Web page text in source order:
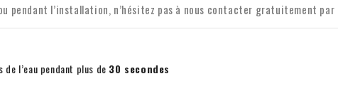
pendant l’installation, n’hésitez pas à nous contacter gratuitement
l’eau pendant plus de 30 secondes